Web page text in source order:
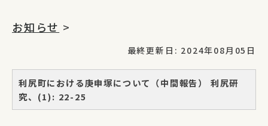
お知らせ >
最終更新日: 2024年08月05日
利尻町における庚申塚について（中間報告） 利尻研
究、(1): 22-25